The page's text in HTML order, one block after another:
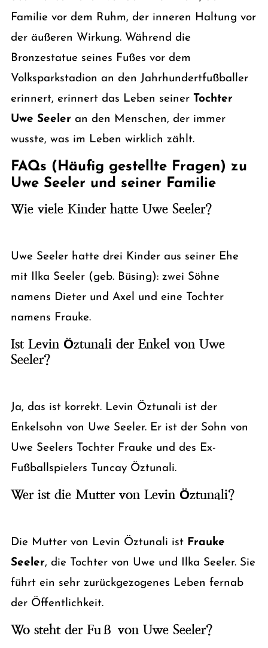
Familie vor dem Ruhm, der inneren Haltung vor
der äußeren Wirkung. Während die
Bronzestatue seines Fußes vor dem
Volksparkstadion an den Jahrhundertfußballer
erinnert, erinnert das Leben seiner Tochter
Uwe Seeler an den Menschen, der immer
wusste, was im Leben wirklich zählt.
FAQs (Häufig gestellte Fragen) zu
Uwe Seeler und seiner Familie
Wie viele Kinder hatte Uwe Seeler?
Uwe Seeler hatte drei Kinder aus seiner Ehe
mit Ilka Seeler (geb. Büsing): zwei Söhne
namens Dieter und Axel und eine Tochter
namens Frauke.
Ist Levin Öztunali der Enkel von Uwe
Seeler?
Ja, das ist korrekt. Levin Öztunali ist der
Enkelsohn von Uwe Seeler. Er ist der Sohn von
Uwe Seelers Tochter Frauke und des Ex-
Fußballspielers Tuncay Öztunali.
Wer ist die Mutter von Levin Öztunali?
Die Mutter von Levin Öztunali ist Frauke
Seeler, die Tochter von Uwe und Ilka Seeler. Sie
führt ein sehr zurückgezogenes Leben fernab
der Öffentlichkeit.
Wo steht der Fuß von Uwe Seeler?